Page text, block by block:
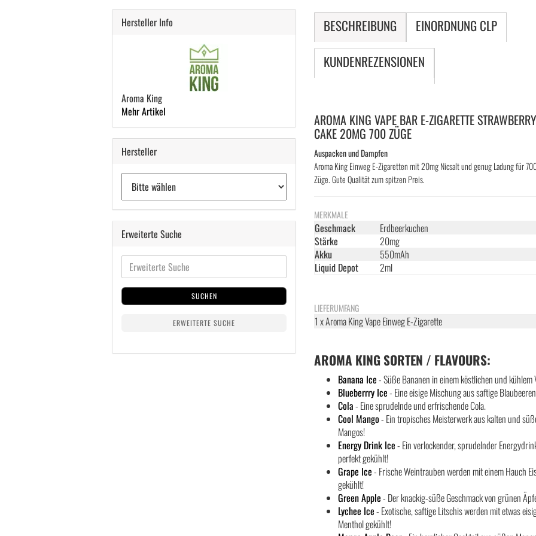
BESCHREIBUNG
EINORDNUNG CLP
KUNDENREZENSIONEN
AROMA KING VAPE BAR E-ZIGARETTE STRAWBERRY
CAKE 20MG 700 ZÜGE
Auspacken und Dampfen
Aroma King Einweg E-Zigaretten mit 20mg Nicsalt und genug Ladung für
Züge. Gute Qualität zum spitzen Preis.
MERKMALE
Geschmack
Erdbeerkuchen
Stärke
20mg
Akku
550mAh
Liquid Depot
2ml
LIEFERUMFANG
1 x Aroma King Vape Einweg E-Zigarette
AROMA KING SORTEN / FLAVOURS:
Banana Ice- Süße Bananen in einem köstlichen und kühlem
Blueberrry Ice- Eine eisige Mischung aus saftige
Cola- Eine sprudelnde und erfrischende Cola.
Cool Mango- Ein tropisches Meisterwerk aus kalten und
Mangos!
Energy Drink Ice- Ein verlockender, sprudelnder
perfekt gekühlt!
Grape Ice- Frische Weintrauben werden mit einem Hauch
gekühlt!
Green Apple- Der knackig-süße Geschmack von grünen
Lychee Ice- Exotische, saftige Litschis werden mit etwas
Menthol gekühlt!
Hersteller Info
Aroma King
Mehr Artikel
Hersteller
Erweiterte Suche
SUCHEN
ERWEITERTE SUCHE